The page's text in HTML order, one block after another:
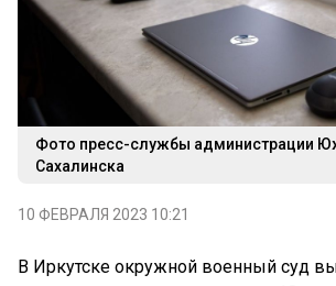
Фото пресс-службы администрации
Сахалинска
10 ФЕВРАЛЯ 2023 10:21
В Иркутске окружной военный суд